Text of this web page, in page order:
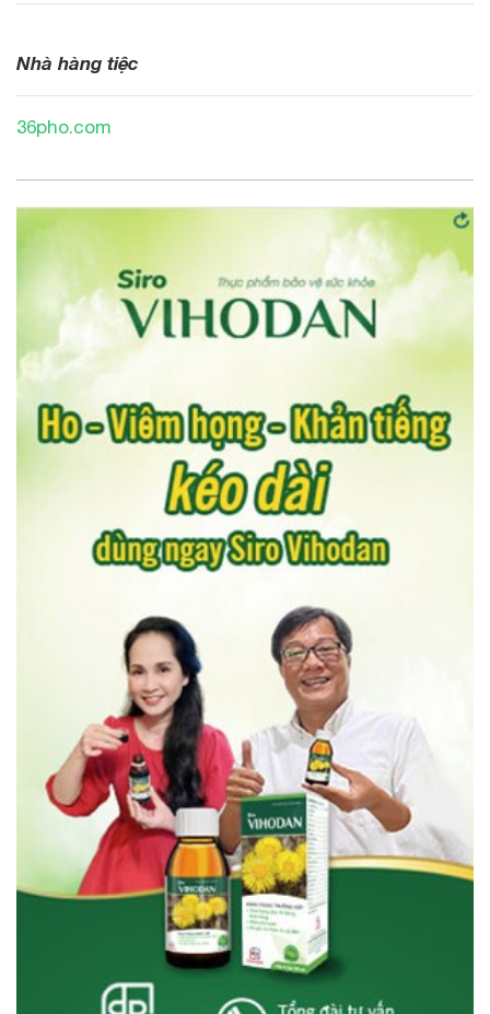
Nhà hàng tiệc
36pho.com